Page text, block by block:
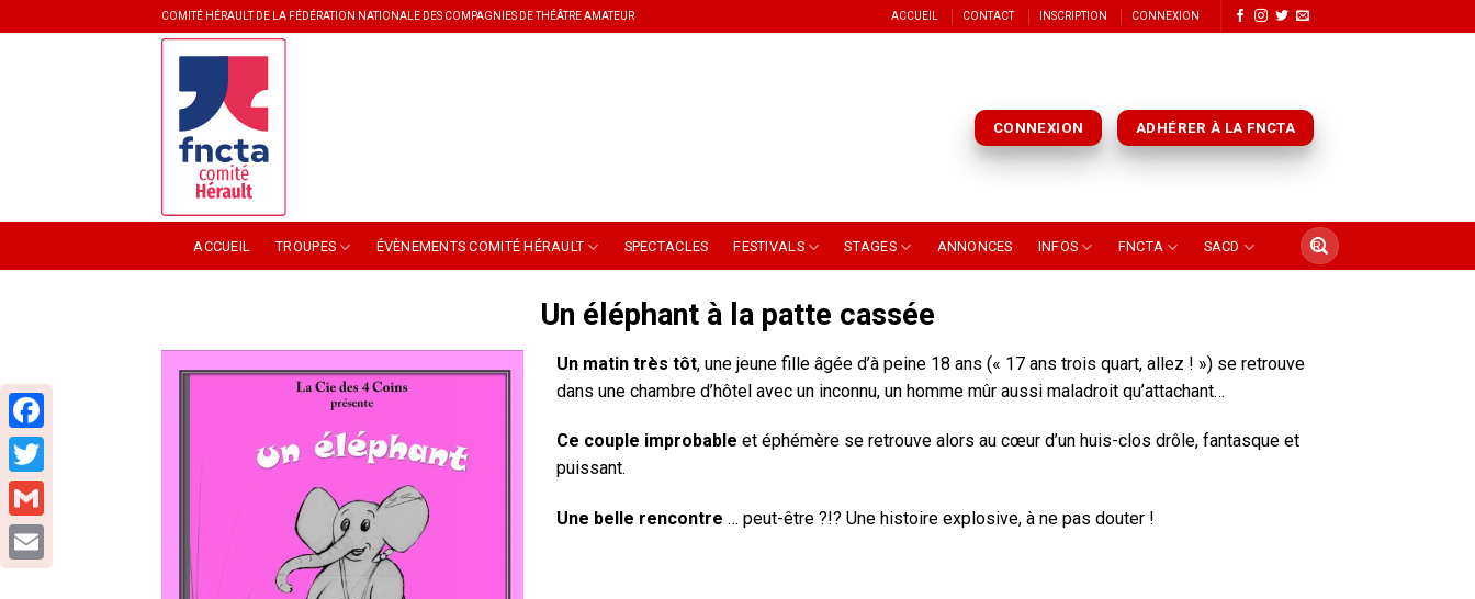
to
COMITÉ HÉRAULT DE LA FÉDÉRATION NATIONALE DES COMPAGNIES DE THÉÂTRE AMATEUR ACCUEIL CONTACT INSCRIPTION CONNEXION
CONNEXION ADHÉRER À LA FNCTA
ACCUEIL TROUPES ÉVÈNEMENTS COMITÉ HÉRAULT SPECTACLES FESTIVALS STAGES ANNONCES INFOS FNCTA SACD
Un éléphant à la patte cassée
Un matin très tôt, une jeune fille âgée d’à peine 18 ans (« 17 ans trois quart, allez ! ») se retrouve
dans une chambre d’hôtel avec un inconnu, un homme mûr aussi maladroit qu’attachant…
Ce couple improbable et éphémère se retrouve alors au cœur d’un huis-clos drôle, fantasque et
puissant.
Une belle rencontre … peut-être ?!? Une histoire explosive, à ne pas douter !
Facebook
Twitter
Gmail